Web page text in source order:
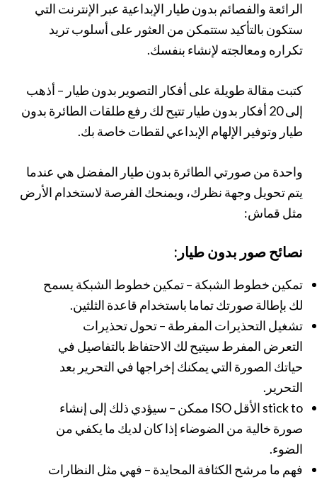
الرائعة والفصائم بدون طيار الإبداعية عبر الإنترنت التي
ستكون بالتأكيد ستتمكن من العثور على أسلوب تريد
تكراره ومعالجته لإنشاء بنفسك.
كتبت مقالة طويلة على أفكار التصوير بدون طيار – أذهب
إلى 20 أفكار بدون طيار تتيح لك رفع طلقات الطائرة بدون
طيار وتوفير الإلهام الإبداعي لقطات خاصة بك.
واحدة من صورتي الطائرة بدون طيار المفضل هي عندما
يتم تحويل وجهة نظرك، ويمنحك الفرصة لاستخدام الأرض
مثل قماش:
نصائح صور بدون طيار:
تمكين خطوط الشبكة – تمكين خطوط الشبكة يسمح
لك بإطالة صورتك تماما باستخدام قاعدة الثلثين.
تشغيل التحذيرات المفرطة – تحول تحذيرات
التعرض المفرط سيتيح لك الاحتفاظ بالتفاصيل في
حياتك الصورة التي يمكنك إخراجها في التحرير بعد
التحرير.
stick to الأقل ISO ممكن – سيؤدي ذلك إلى إنشاء
صورة خالية من الضوضاء إذا كان لديك ما يكفي من
الضوء.
فهم ما مرشح الكثافة المحايدة – فهي مثل النظارات